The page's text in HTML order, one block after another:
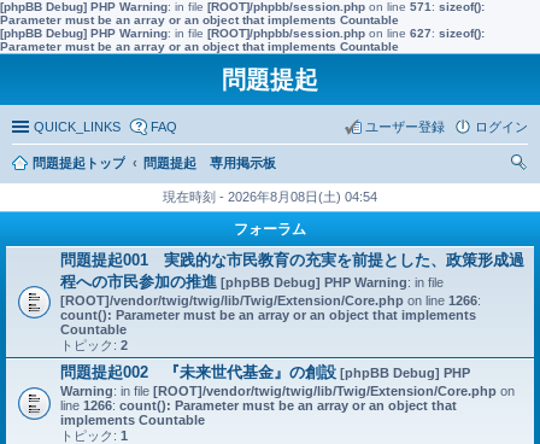
[phpBB Debug] PHP Warning: in file [ROOT]/phpbb/session.php on line 571 : sizeof():
Parameter must be an array or an object that implements Countable
[phpBB Debug] PHP Warning: in file [ROOT]/phpbb/session.php on line 627: sizeof():
Parameter must be an array or an object that implements Countable
問題提起
QUICK_LINKS FAQ ログイン
ユーザー登録
問題提起トップ
問題提起 専用掲示板
現在時刻 - 2026年8月08日(土) 04:54
フォーラム
問題提起001 実践的な市民教育の充実を前提とした、政策形成過
程への市民参加の推進 [phpBB Debug] PHP Warning: in file
[ROOT]/vendor/twig/twig/lib/Twig/Extension/Core.php on line 1266:
count(): Parameter must be an array or an object that implements
Countable
トピック: 2
問題提起002 『未来世代基金』の創設 [phpBB Debug] PHP
Warning: in file [ROOT]/vendor/twig/twig/lib/Twig/Extension/Core.php on
line 1266: count(): Parameter must be an array or an object that
implements Countable
トピック: 1